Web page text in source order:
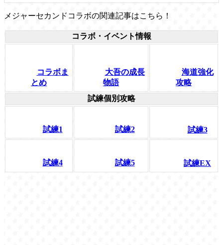
メジャーセカンドコラボの関連記事はこちら！
コラボ・イベント情報
コラボま
とめ
大吾の成長
物語
海道強化
攻略
試練個別攻略
試練1 試練2 試練3
試練4 試練5 試練EX